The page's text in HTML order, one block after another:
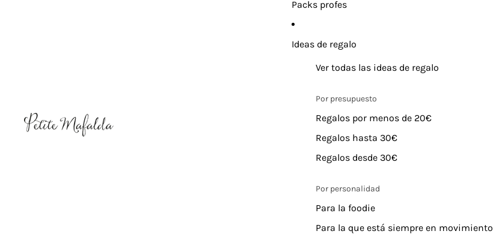
Packs profes
Ideas de regalo
Ver todas las ideas de regalo
Por presupuesto
Regalos por menos de 20€
Regalos hasta 30€
Regalos desde 30€
Por personalidad
Para la foodie
Para la que está siempre en movimiento